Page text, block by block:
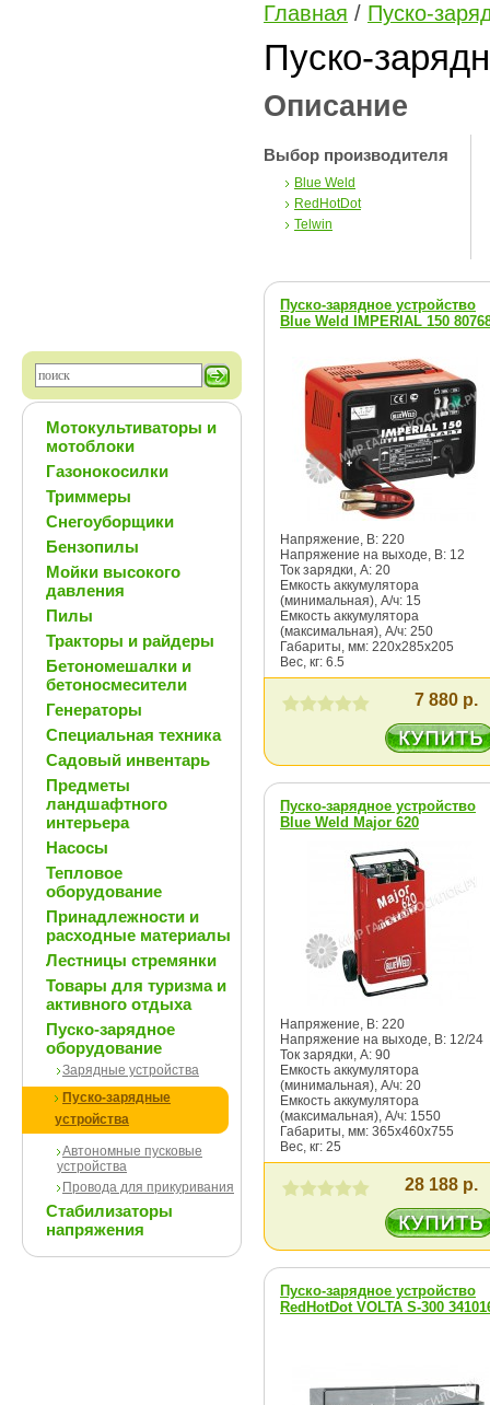
Мотокультиваторы и
мотоблоки
Газонокосилки
Триммеры
Снегоуборщики
Бензопилы
Мойки высокого
давления
Пилы
Тракторы и райдеры
Бетономешалки и
бетоносмесители
Генераторы
Специальная техника
Садовый инвентарь
Предметы
ландшафтного
интерьера
Насосы
Тепловое
оборудование
Принадлежности и
расходные материалы
Лестницы стремянки
Товары для туризма и
активного отдыха
Пуско-зарядное
оборудование
Зарядные устройства
Пуско-зарядные
устройства
Автономные пусковые
устройства
Провода для прикуривания
Стабилизаторы
напряжения
Главная / Пуско-
Пуско-
Описание
Выбор производителя
Blue Weld
RedHotDot
Telwin
Пуско-зарядное устройство
Blue Weld IMPERIAL 150
Напряжение, В: 220
Напряжение на выходе, В: 12
Ток зарядки, А: 20
Емкость аккумулятора
(минимальная), А/ч: 15
Емкость аккумулятора
(максимальная), А/ч: 250
Габариты, мм: 220х285х205
Вес, кг: 6.5
7 880 р.
Пуско-зарядное устройство
Blue Weld Major 620
Напряжение, В: 220
Напряжение на выходе, В: 12/24
Ток зарядки, А: 90
Емкость аккумулятора
(минимальная), А/ч: 20
Емкость аккумулятора
(максимальная), А/ч: 1550
Габариты, мм: 365х460х755
Вес, кг: 25
28 188 р.
Пуско-зарядное устройство
RedHotDot VOLTA S-300